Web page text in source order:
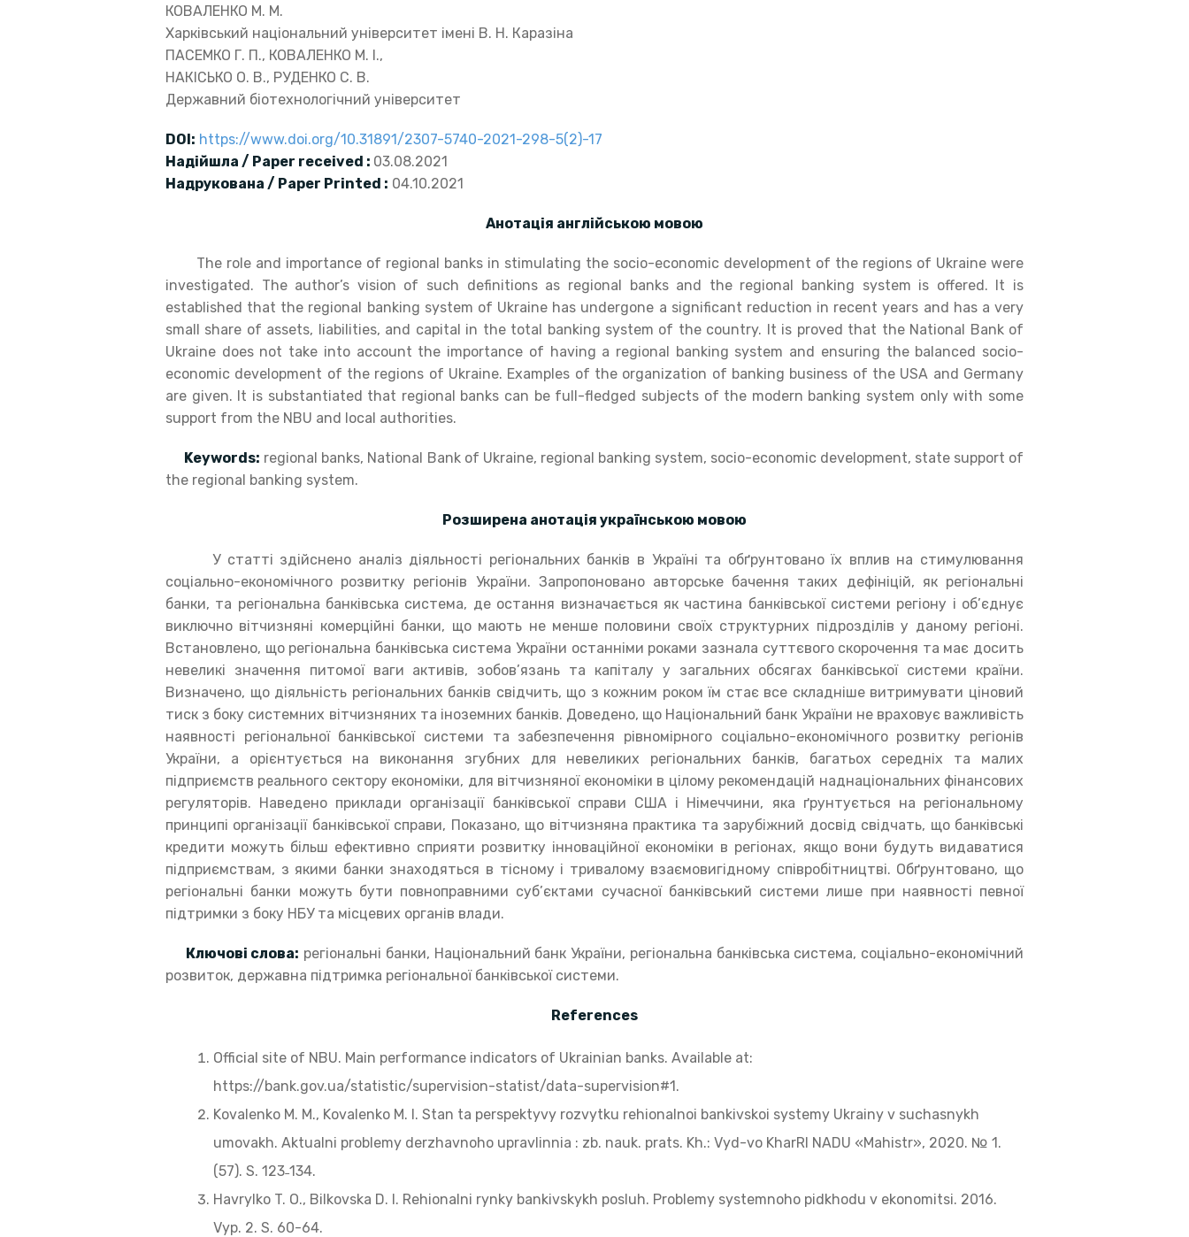
КОВАЛЕНКО М. М.
Харківський національний університет імені В. Н. Каразіна
ПАСЕМКО Г. П., КОВАЛЕНКО М. І.,
НАКІСЬКО О. В., РУДЕНКО С. В.
Державний біотехнологічний університет
DOI: https://www.doi.org/10.31891/2307-5740-2021-298-5(2)-17
Надійшла / Paper received : 03.08.2021
Надрукована / Paper Printed : 04.10.2021
Анотація англійською мовою
The role and importance of regional banks in stimulating the socio-economic development of the regions of Ukraine were
investigated. The author’s vision of such definitions as regional banks and the regional banking system is offered. It is
established that the regional banking system of Ukraine has undergone a significant reduction in recent years and has a very
small share of assets, liabilities, and capital in the total banking system of the country. It is proved that the National Bank of
Ukraine does not take into account the importance of having a regional banking system and ensuring the balanced socio-
economic development of the regions of Ukraine. Examples of the organization of banking business of the USA and Germany
are given. It is substantiated that regional banks can be full-fledged subjects of the modern banking system only with some
support from the NBU and local authorities.
Keywords: regional banks, National Bank of Ukraine, regional banking system, socio-economic development, state support of
the regional banking system.
Розширена анотація українською мовою
У статті здійснено аналіз діяльності регіональних банків в Україні та обґрунтовано їх вплив на стимулювання
соціально-економічного розвитку регіонів України. Запропоновано авторське бачення таких дефініцій, як регіональні
банки, та регіональна банківська система, де остання визначається як частина банківської системи регіону і об’єднує
виключно вітчизняні комерційні банки, що мають не менше половини своїх структурних підрозділів у даному регіоні.
Встановлено, що регіональна банківська система України останніми роками зазнала суттєвого скорочення та має досить
невеликі значення питомої ваги активів, зобов’язань та капіталу у загальних обсягах банківської системи країни.
Визначено, що діяльність регіональних банків свідчить, що з кожним роком їм стає все складніше витримувати ціновий
тиск з боку системних вітчизняних та іноземних банків. Доведено, що Національний банк України не враховує важливість
наявності регіональної банківської системи та забезпечення рівномірного соціально-економічного розвитку регіонів
України, а орієнтується на виконання згубних для невеликих регіональних банків, багатьох середніх та малих
підприємств реального сектору економіки, для вітчизняної економіки в цілому рекомендацій наднаціональних фінансових
регуляторів. Наведено приклади організації банківської справи США і Німеччини, яка ґрунтується на регіональному
принципі організації банківської справи, Показано, що вітчизняна практика та зарубіжний досвід свідчать, що банківські
кредити можуть більш ефективно сприяти розвитку інноваційної економіки в регіонах, якщо вони будуть видаватися
підприємствам, з якими банки знаходяться в тісному і тривалому взаємовигідному співробітництві. Обґрунтовано, що
регіональні банки можуть бути повноправними суб’єктами сучасної банківський системи лише при наявності певної
підтримки з боку НБУ та місцевих органів влади.
Ключові слова: регіональні банки, Національний банк України, регіональна банківська система, соціально-економічний
розвиток, державна підтримка регіональної банківської системи.
References
Official site of NBU. Main performance indicators of Ukrainian banks. Available at:
https://bank.gov.ua/statistic/supervision-statist/data-supervision#1.
Kovalenko M. M., Kovalenko M. I. Stan ta perspektyvy rozvytku rehionalnoi bankivskoi systemy Ukrainy v suchasnykh
umovakh. Aktualni problemy derzhavnoho upravlinnia : zb. nauk. prats. Kh.: Vyd-vo KharRI NADU «Mahistr», 2020. № 1.
(57). S. 123˗134.
Havrylko T. O., Bilkovska D. I. Rehionalni rynky bankivskykh posluh. Problemy systemnoho pidkhodu v ekonomitsi. 2016.
Vyp. 2. S. 60-64.